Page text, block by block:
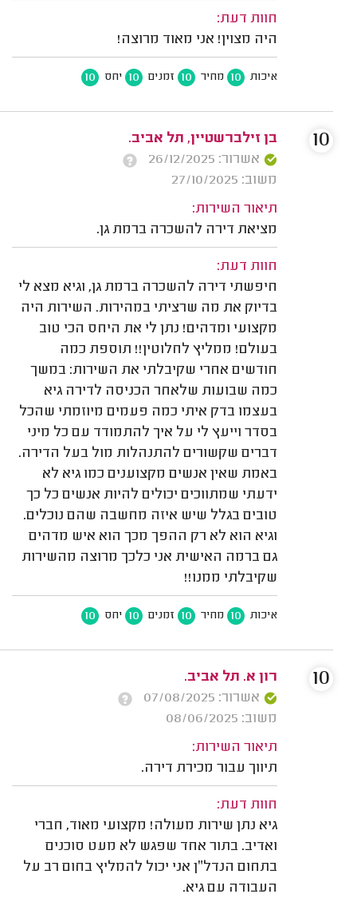
חוות דעת:
היה מצוין! אני מאוד מרוצה!
איכות 10 מחיר 10 זמנים 10 יחס 10
בן זילברשטיין, תל אביב.
אשרור: 26/12/2025
משוב: 27/10/2025
תיאור השירות:
מציאת דירה להשכרה ברמת גן.
חוות דעת:
חיפשתי דירה להשכרה ברמת גן, וגיא מצא לי
בדיוק את מה שרציתי במהירות. השירות היה
מקצועי ומדהים! נתן לי את היחס הכי טוב
בעולם! ממליץ לחלוטין!! תוספת כמה
חודשים אחרי שקיבלתי את השירות: במשך
כמה שבועות שלאחר הכניסה לדירה גיא
בעצמו בדק איתי כמה פעמים מיוזמתי שהכל
בסדר וייעץ לי על איך להתמודד עם כל מיני
דברים שקשורים להתנהלות מול בעל הדירה.
באמת שאין אנשים מקצוענים כמו גיא לא
ידעתי שמתווכים יכולים להיות אנשים כל כך
טובים בגלל שיש איזה מחשבה שהם נוכלים.
וגיא הוא לא רק ההפך מכך הוא איש מדהים
גם ברמה האישית אני כלכך מרוצה מהשירות
שקיבלתי ממנו!!
איכות 10 מחיר 10 זמנים 10 יחס 10
10
רון א. תל אביב.
אשרור: 07/08/2025
משוב: 08/06/2025
תיאור השירות:
תיווך עבור מכירת דירה.
חוות דעת:
גיא נתן שירות מעולה! מקצועי מאוד, חברי
ואדיב. בתור אחד שפגש לא מעט סוכנים
בתחום הנדל״ן אני יכול להמליץ בחום רב על
העבודה עם גיא.
10